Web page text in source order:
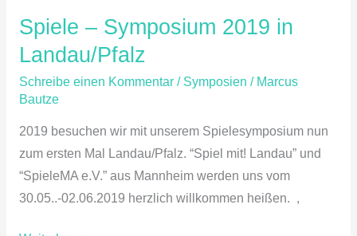
Spiele – Symposium 2019 in
Landau/Pfalz
Schreibe einen Kommentar / Symposien / Marcus
Bautze
2019 besuchen wir mit unserem Spielesymposium nun
zum ersten Mal Landau/Pfalz. “Spiel mit! Landau” und
“SpieleMA e.V.” aus Mannheim werden uns vom
30.05..-02.06.2019 herzlich willkommen heißen. ,